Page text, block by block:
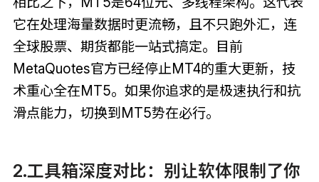
它在处理海量数据时更流畅，且不只跑外汇，连
全球股票、期货都能一站式搞定。目前
MetaQuotes官方已经停止MT4的重大更新，技
术重心全在MT5。如果你追求的是极速执行和抗
滑点能力，切换到MT5势在必行。
2.工具箱深度对比：别让软体限制了你